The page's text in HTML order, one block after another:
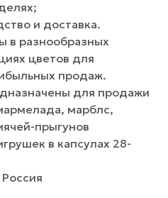
и доставка.
в разнообразных
цветов для
продаж.
для продажи
марблс,
прыгунов
в капсулах 28-